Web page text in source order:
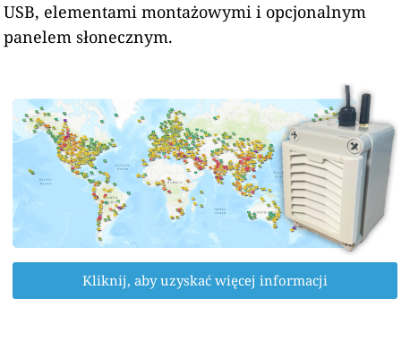
USB, elementami montażowymi i opcjonalnym
panelem słonecznym.
Kliknij, aby uzyskać więcej informacji